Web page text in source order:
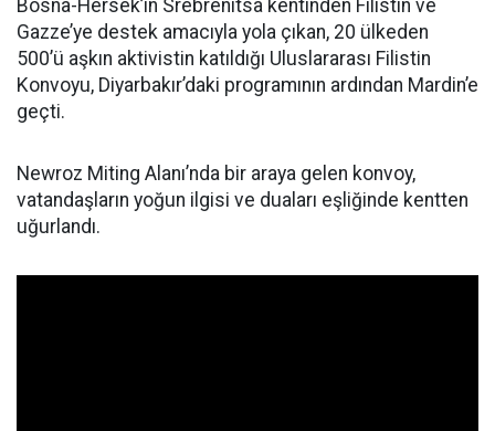
Bosna-Hersek’in Srebrenitsa kentinden Filistin ve
Gazze’ye destek amacıyla yola çıkan, 20 ülkeden
500’ü aşkın aktivistin katıldığı Uluslararası Filistin
Konvoyu, Diyarbakır’daki programının ardından Mardin’e
geçti.
Newroz Miting Alanı’nda bir araya gelen konvoy,
vatandaşların yoğun ilgisi ve duaları eşliğinde kentten
uğurlandı.